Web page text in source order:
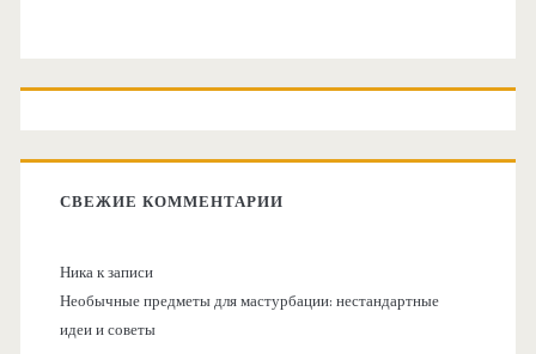
СВЕЖИЕ КОММЕНТАРИИ
Никак записи
Необычные предметы для мастурбации: нестандартные
идеи и советы